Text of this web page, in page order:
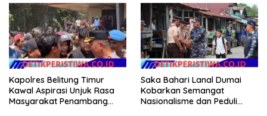
Pernikahan Dini
Kapolres Belitung Timur
Kawal Aspirasi Unjuk Rasa
Masyarakat Penambang
Saka Bahari Lanal Dumai
Kobarkan Semangat
Nasionalisme dan Peduli